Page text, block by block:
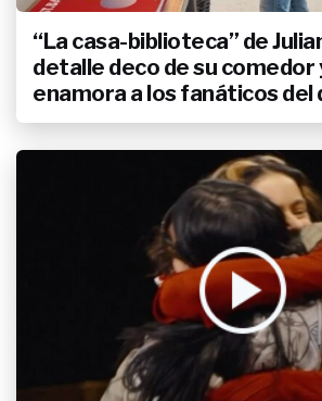
“La casa-biblioteca” de
detalle deco de su comedor
enamora a los fanáticos del